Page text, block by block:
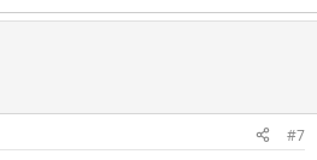
#7